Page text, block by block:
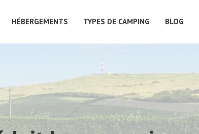
HÉBERGEMENTS TYPES DE CAMPING BLOG